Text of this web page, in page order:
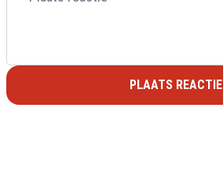
PLAATS REACTIE